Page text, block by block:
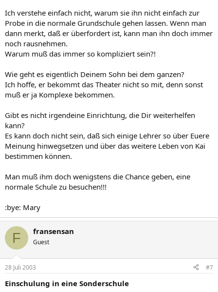
Ich verstehe einfach nicht, warum sie ihn nicht einfach zur
Probe in die normale Grundschule gehen lassen. Wenn man
dann merkt, daß er überfordert ist, kann man ihn doch immer
noch rausnehmen.
Warum muß das immer so kompliziert sein?!
Wie geht es eigentlich Deinem Sohn bei dem ganzen?
Ich hoffe, er bekommt das Theater nicht so mit, denn sonst
muß er ja Komplexe bekommen.
Gibt es nicht irgendeine Einrichtung, die Dir weiterhelfen
kann?
Es kann doch nicht sein, daß sich einige Lehrer so über Euere
Meinung hinwegsetzen und über das weitere Leben von Kai
bestimmen können.
Man muß ihm doch wenigstens die Chance geben, eine
normale Schule zu besuchen!!!
:bye: Mary
F fransensan
Guest
28 Juli 2003 #7
Einschulung in eine Sonderschule